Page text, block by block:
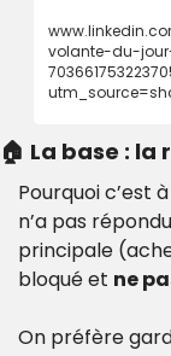
volante-du-
🏠 La base :
Pourquoi c’est
n’a pas
principale
bloqué et ne
On préfère